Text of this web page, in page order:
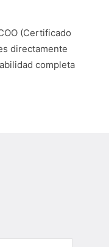
(Certificado
directamente
completa